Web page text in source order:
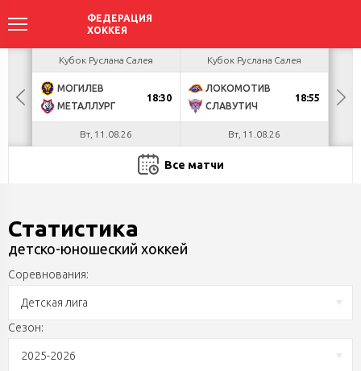
ОТ
Кубок Руслана Салея
МОГИЛЕВ
МЕТАЛЛУРГ
18:30
Вт, 11.08.26
Кубок Руслана Салея
ЛОКОМОТИВ
СЛАВУТИЧ
18:55
Вт, 11.08.26
Все матчи
Статистика
детско-юношеский хоккей
Соревнования:
Детская лига
Сезон:
2025-2026